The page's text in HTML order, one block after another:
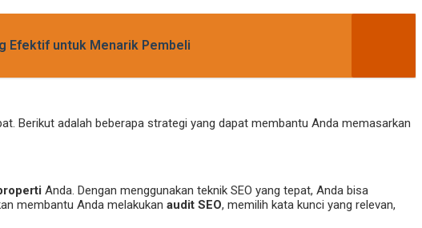
Efektif untuk Menarik Pembeli
Berikut adalah beberapa strategi yang dapat membantu Anda memasarkan
Anda. Dengan menggunakan teknik SEO yang tepat, Anda bisa
membantu Anda melakukan audit SEO, memilih kata kunci yang relevan,